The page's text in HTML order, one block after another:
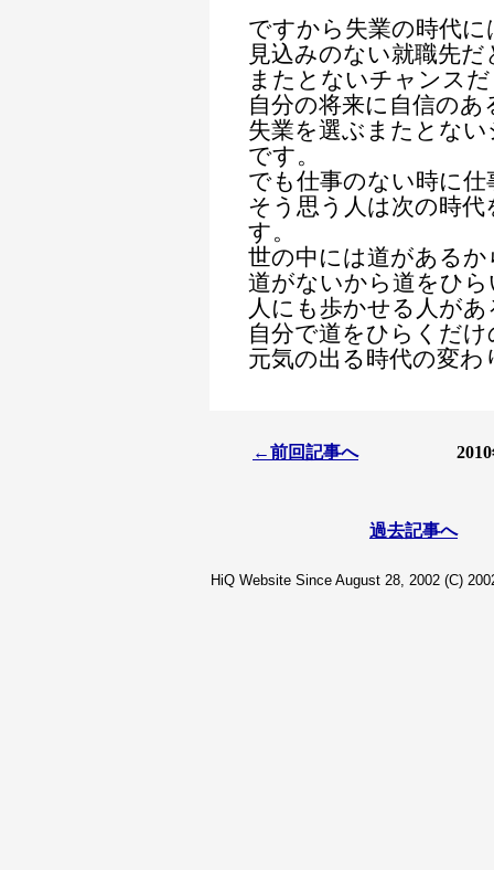
ですから失業の時代に
見込みのない就職先
またとないチャンス
自分の将来に自信の
失業を選ぶまたとな
です。
でも仕事のない時に
そう思う人は次の時
す。
世の中には道があるか
道がないから道をひ
人にも歩かせる人が
自分で道をひらくだ
元気の出る時代の変
←前回記事へ
過去記事へ
HiQ Website Since August 28, 2002 (C)